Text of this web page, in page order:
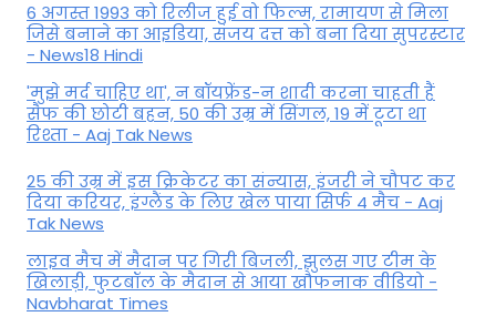
6 अगस्त 1993 को रिलीज हुई वो फिल्म, रामायण से मिला
जिसे बनाने का आइडिया, संजय दत्त को बना दिया सुपरस्टार
- News18 Hindi
'मुझे मर्द चाहिए था', न बॉयफ्रेंड-न शादी करना चाहती हैं
सैफ की छोटी बहन, 50 की उम्र में सिंगल, 19 में टूटा था
रिश्ता - Aaj Tak News
25 की उम्र में इस क्रिकेटर का संन्यास, इंजरी ने चौपट कर
दिया करियर, इंग्लैंड के लिए खेल पाया सिर्फ 4 मैच - Aaj
Tak News
लाइव मैच में मैदान पर गिरी बिजली, झुलस गए टीम के
खिलाड़ी, फुटबॉल के मैदान से आया खौफनाक वीडियो -
Navbharat Times